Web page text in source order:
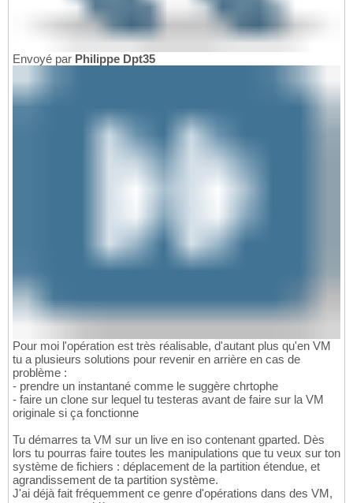
Envoyé par Philippe Dpt35
Pour moi l'opération est très réalisable, d'autant plus qu'en VM
tu a plusieurs solutions pour revenir en arrière en cas de
problème :
- prendre un instantané comme le suggère chrtophe
- faire un clone sur lequel tu testeras avant de faire sur la VM
originale si ça fonctionne
Tu démarres ta VM sur un live en iso contenant gparted. Dès
lors tu pourras faire toutes les manipulations que tu veux sur ton
système de fichiers : déplacement de la partition étendue, et
agrandissement de ta partition système.
J'ai déjà fait fréquemment ce genre d'opérations dans des VM,